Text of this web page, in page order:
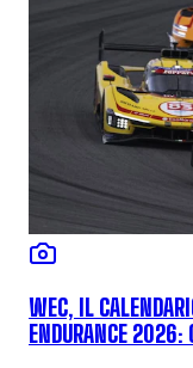
WEC, IL
ENDURANCE 2026: